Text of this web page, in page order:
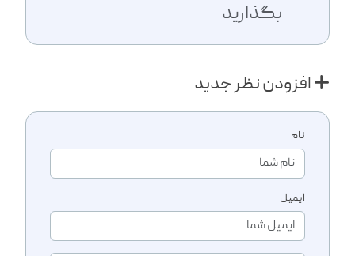
بگذارید
افزودن نظر جدید
نام
ایمیل